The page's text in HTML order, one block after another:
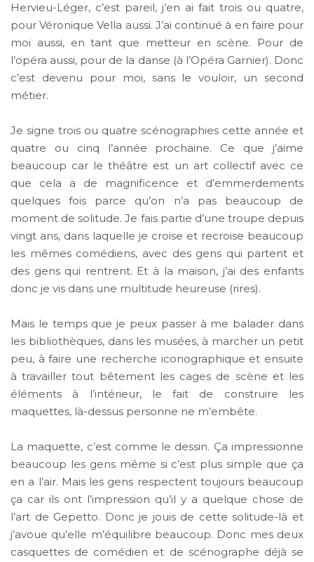
Hervieu-Léger, c’est pareil, j’en ai fait trois ou quatre,
pour Véronique Vella aussi. J’ai continué à en faire pour
moi aussi, en tant que metteur en scène. Pour de
l’opéra aussi, pour de la danse (à l’Opéra Garnier). Donc
c’est devenu pour moi, sans le vouloir, un second
métier.
Je signe trois ou quatre scénographies cette année et
quatre ou cinq l’année prochaine. Ce que j’aime
beaucoup car le théâtre est un art collectif avec ce
que cela a de magnificence et d’emmerdements
quelques fois parce qu’on n’a pas beaucoup de
moment de solitude. Je fais partie d’une troupe depuis
vingt ans, dans laquelle je croise et recroise beaucoup
les mêmes comédiens, avec des gens qui partent et
des gens qui rentrent. Et à la maison, j’ai des enfants
donc je vis dans une multitude heureuse (rires).
Mais le temps que je peux passer à me balader dans
les bibliothèques, dans les musées, à marcher un petit
peu, à faire une recherche iconographique et ensuite
à travailler tout bêtement les cages de scène et les
éléments à l’intérieur, le fait de construire les
maquettes, là-dessus personne ne m’embête.
La maquette, c’est comme le dessin. Ça impressionne
beaucoup les gens même si c’est plus simple que ça
en a l’air. Mais les gens respectent toujours beaucoup
ça car ils ont l’impression qu’il y a quelque chose de
l’art de Gepetto. Donc je jouis de cette solitude-là et
j’avoue qu’elle m’équilibre beaucoup. Donc mes deux
casquettes de comédien et de scénographe déjà se